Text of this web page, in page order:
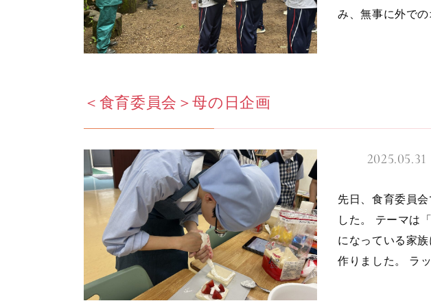
み、無事に外で
＜食育委員会＞母の日企画
2025.05.31
先日、食育委員
した。 テーマは
になっている家
作りました。 ラ